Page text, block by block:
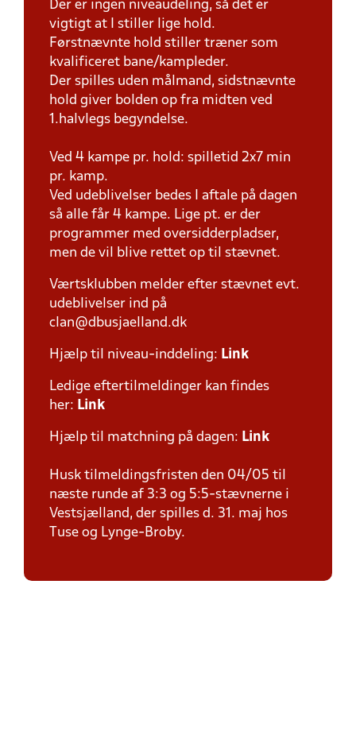
Der er ingen niveaudeling, så det er
vigtigt at I stiller lige hold.
Førstnævnte hold stiller træner som
kvalificeret bane/kampleder.
Der spilles uden målmand, sidstnævnte
hold giver bolden op fra midten ved
1.halvlegs begyndelse.
Ved 4 kampe pr. hold: spilletid 2x7 min
pr. kamp.
Ved udeblivelser bedes I aftale på dagen
så alle får 4 kampe. Lige pt. er der
programmer med oversidderpladser,
men de vil blive rettet op til stævnet.
Værtsklubben melder efter stævnet evt.
udeblivelser ind på
clan@dbusjaelland.dk
Hjælp til niveau-inddeling: Link
Ledige eftertilmeldinger kan findes
her: Link
Hjælp til matchning på dagen: Link
Husk tilmeldingsfristen den 04/05 til
næste runde af 3:3 og 5:5-stævnerne i
Vestsjælland, der spilles d. 31. maj hos
Tuse og Lynge-Broby.